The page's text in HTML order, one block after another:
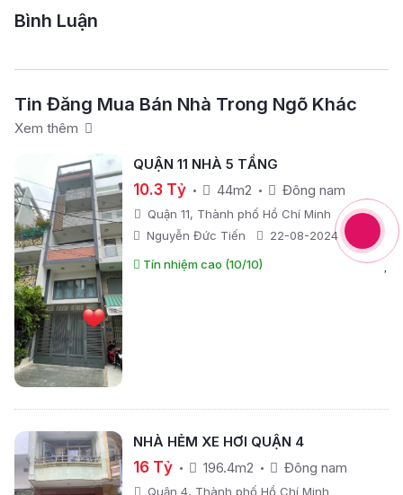
Bình Luận
Tin Đăng Mua Bán Nhà Trong Ngõ Khác
Xem thêm
QUẬN 11 NHÀ 5 TẦNG
10.3 Tỷ 44m2 Đông nam
Quận 11, Thành phố Hồ Chí Minh
Nguyễn Đức Tiến
22-08-2024
Tín nhiệm cao (10/10)
NHÀ HẺM XE HƠI QUẬN 4
16 Tỷ 196.4m2 Đông nam
Quận 4, Thành phố Hồ Chí Minh